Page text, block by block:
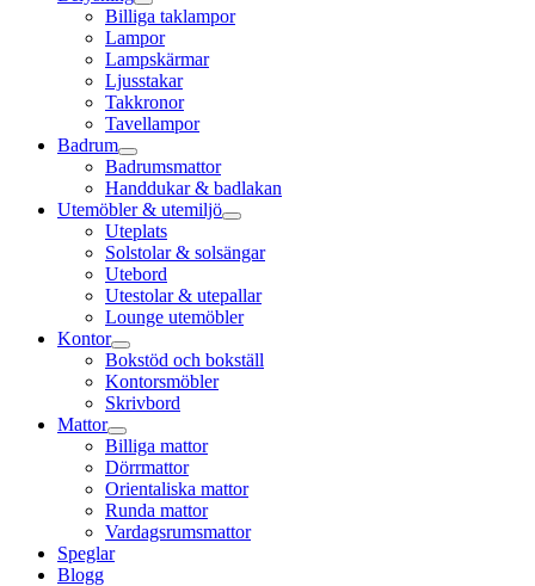
Billiga taklampor
Lampor
Lampskärmar
Ljusstakar
Takkronor
Tavellampor
Badrum
Badrumsmattor
Handdukar & badlakan
Utemöbler & utemiljö
Uteplats
Solstolar & solsängar
Utebord
Utestolar & utepallar
Lounge utemöbler
Kontor
Bokstöd och bokställ
Kontorsmöbler
Skrivbord
Mattor
Billiga mattor
Dörrmattor
Orientaliska mattor
Runda mattor
Vardagsrumsmattor
Speglar
Blogg